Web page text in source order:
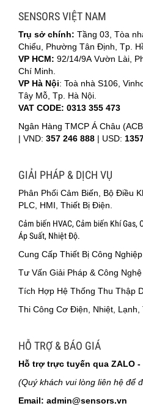
SENSORS VIỆT NAM
Trụ sở chính: Tầng 03, Tòa
Chiểu, Phường Tân Định, Tp.
VP HCM: 92/14/9A Vườn Lài,
Chí Minh.
VP Hà Nội: Toà nhà S106,
Tây Mỗ, Tp. Hà Nội.
VAT CODE: 0313 355 473
Ngân Hàng TMCP Á Châu
| VND: 357 246 888 | USD:
GIẢI PHÁP & DỊCH VỤ
Phân Phối Cảm Biến, Bộ Điều
PLC, HMI, Thiết Bị Điện.
Cảm biến HVAC, Cảm biến Khí
Áp Suất, Nhiệt Độ.
Cung Cấp Thiết Bị Công Nghiệp.
Tư Vấn Giải Pháp & Công
Tích Hợp Hệ Thống Thu Thập
Thi Công Cơ Điện, Nhiệt, Lạnh,
HỖ TRỢ & BÁO GIÁ
Hỗ trợ trực tuyến qua ZALO -
(Quý khách vui lòng liên hệ để
Email: admin@sensors.vn